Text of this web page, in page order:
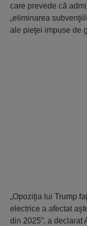
care prevede că
„eliminarea
ale pieţei impuse de
„Opoziţia lui Trump
electrice a afectat
din 2025”, a declarat